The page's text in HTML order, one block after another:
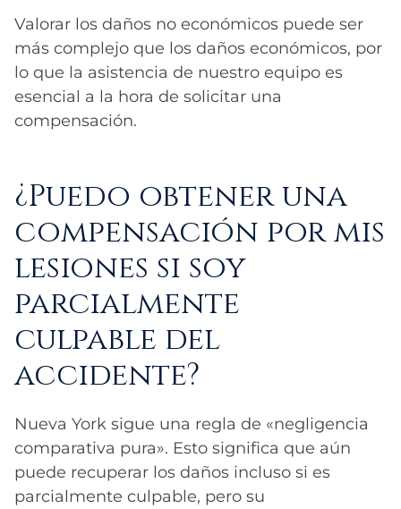
Valorar los daños no económicos puede ser
más complejo que los daños económicos, por
lo que la asistencia de nuestro equipo es
esencial a la hora de solicitar una
compensación.
¿Puedo obtener una
compensación por mis
lesiones si soy
parcialmente
culpable del
accidente?
Nueva York sigue una regla de «negligencia
comparativa pura». Esto significa que aún
puede recuperar los daños incluso si es
parcialmente culpable, pero su